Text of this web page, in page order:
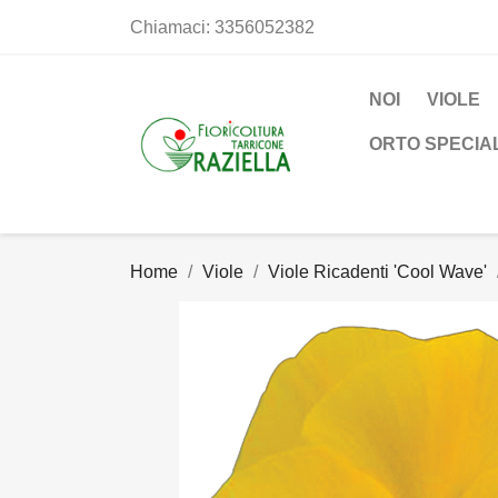
Chiamaci: 3356052382
NOI VIOLE
ORTO
Home Viole Viole Ricadenti 'Cool Wave'